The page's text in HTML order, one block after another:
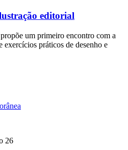
editorial
um primeiro encontro com a
práticos de desenho e
26